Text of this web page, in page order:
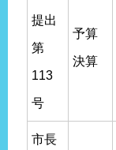
提出
第
113
号
予算
決算
市長